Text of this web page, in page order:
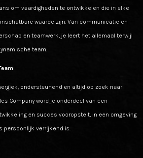
om vaardigheden te ontwikkelen die in elke
waarde zijn. Van communicatie en
en teamwerk, je leert het allemaal terwijl
team.
ondersteunend en altijd op zoek naar
Company word je onderdeel van een
en succes vooropstelt, in een omgeving
persoonlijk verrijkend is.